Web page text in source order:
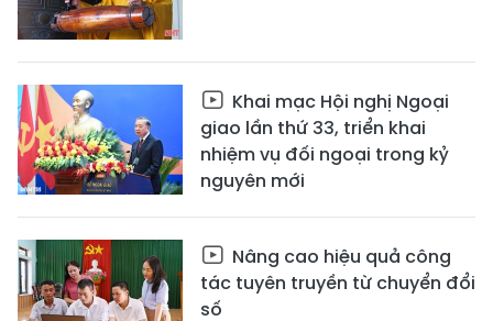
Khai mạc Hội nghị Ngoại
giao lần thứ 33, triển khai
nhiệm vụ đối ngoại trong kỷ
nguyên mới
Nâng cao hiệu quả công
tác tuyên truyền từ chuyển đổi
số